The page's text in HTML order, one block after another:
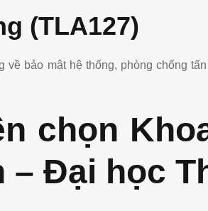
(TLA127)
về bảo mật hệ thống, phòng chống
chọn
– Đại học